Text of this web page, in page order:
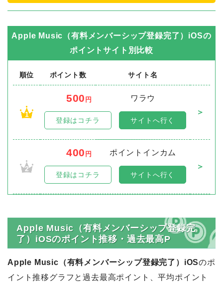
Apple Music（有料メンバーシップ登録完了）iOSの
ポイントサイト別比較
順位 ポイント数 サイト名
1
500 円
ワラウ
＞
登録はコチラ サイトへ行く
2
400 円
ポイントインカム
＞
登録はコチラ サイトへ行く
Apple Music（有料メンバーシップ登録完
了）iOSのポイント推移・過去最高P
Apple Music（有料メンバーシップ登録完了）iOSのポ
イント推移グラフと過去最高ポイント、平均ポイント